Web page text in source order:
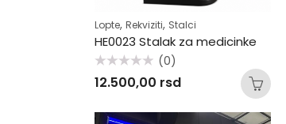
Lopte,Rekviziti, Stalci
HE0023 Stalak za medicinke
sa
5
(0)
12.500,00 rsd